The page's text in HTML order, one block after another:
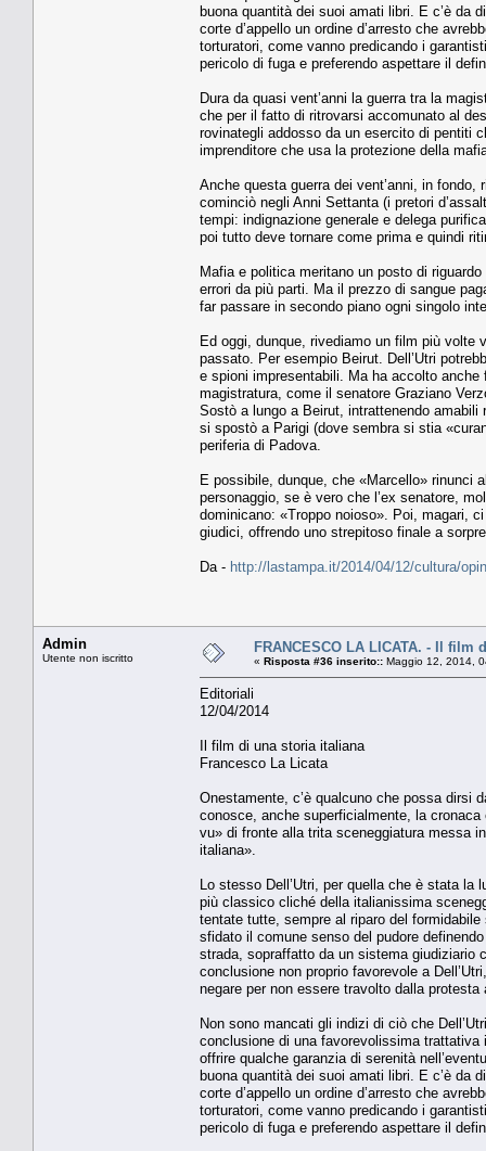
buona quantità dei suoi amati libri. E c’è da
corte d’appello un ordine d’arresto che
torturatori, come vanno predicando i
pericolo di fuga e preferendo aspettare il
Dura da quasi vent’anni la guerra tra la
che per il fatto di ritrovarsi accomunato al
rovinategli addosso da un esercito di pentiti
imprenditore che usa la protezione della
Anche questa guerra dei vent’anni, in
cominciò negli Anni Settanta (i pretori
tempi: indignazione generale e delega
poi tutto deve tornare come prima e quindi
Mafia e politica meritano un posto di
errori da più parti. Ma il prezzo di sangue
far passare in secondo piano ogni singolo
Ed oggi, dunque, rivediamo un film più volte
passato. Per esempio Beirut. Dell’Utri
e spioni impresentabili. Ma ha accolto
magistratura, come il senatore Graziano
Sostò a lungo a Beirut, intrattenendo
si spostò a Parigi (dove sembra si stia
periferia di Padova.
E possibile, dunque, che «Marcello» rinunci
personaggio, se è vero che l’ex senatore,
dominicano: «Troppo noioso». Poi, magari,
giudici, offrendo uno strepitoso finale a
Da - http://lastampa.it/2014/04/12/cultura/
Admin
Utente non iscritto
FRANCESCO LA LICATA. - Il film
« Risposta #36 inserito:: Maggio 12, 2014,
Editoriali
12/04/2014
Il film di una storia italiana
Francesco La Licata
Onestamente, c’è qualcuno che possa dirsi
conosce, anche superficialmente, la
vu» di fronte alla trita sceneggiatura messa
italiana».
Lo stesso Dell’Utri, per quella che è stata la
più classico cliché della italianissima
tentate tutte, sempre al riparo del
sfidato il comune senso del pudore
strada, sopraffatto da un sistema giudiziario
conclusione non proprio favorevole a
negare per non essere travolto dalla protesta
Non sono mancati gli indizi di ciò che
conclusione di una favorevolissima
offrire qualche garanzia di serenità
buona quantità dei suoi amati libri. E c’è da
corte d’appello un ordine d’arresto che
torturatori, come vanno predicando i
pericolo di fuga e preferendo aspettare il